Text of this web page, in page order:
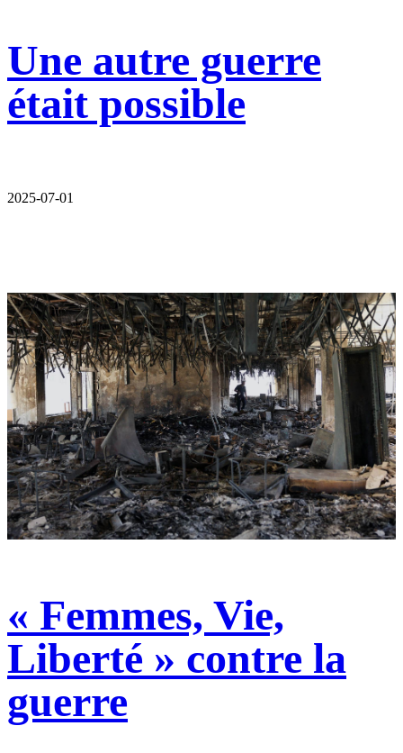
Une autre guerre
était possible
2025-07-01
« Femmes, Vie,
Liberté » contre la
guerre